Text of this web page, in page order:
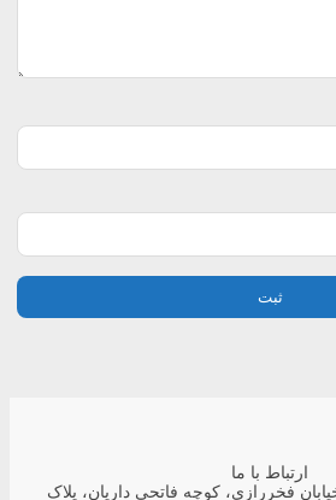
ارتباط با ما
فخررازی، کوچه فاتحی داریان، پلاک